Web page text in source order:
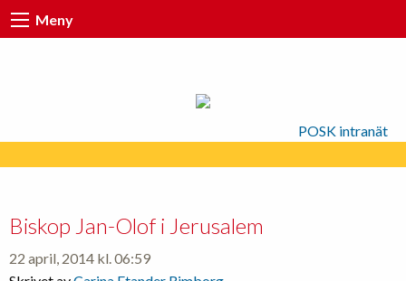
Meny
POSK intranät
Biskop Jan-Olof i Jerusalem
22 april, 2014 kl. 06:59